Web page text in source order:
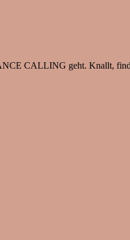
CALLING geht. Knallt,